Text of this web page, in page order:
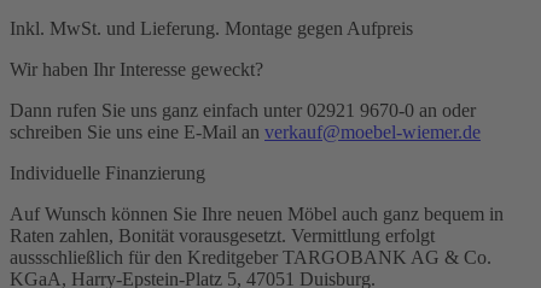
Inkl. MwSt. und Lieferung. Montage gegen Aufpreis
Wir haben Ihr Interesse geweckt?
Dann rufen Sie uns ganz einfach unter 02921 9670-0 an oder
schreiben Sie uns eine E-Mail an verkauf@moebel-wiemer.de
Individuelle Finanzierung
Auf Wunsch können Sie Ihre neuen Möbel auch ganz bequem in
Raten zahlen, Bonität vorausgesetzt. Vermittlung erfolgt
aussschließlich für den Kreditgeber TARGOBANK AG & Co.
KGaA, Harry-Epstein-Platz 5, 47051 Duisburg.